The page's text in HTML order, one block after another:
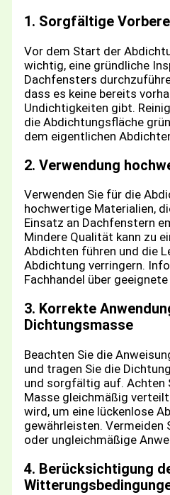
1. Sorgfältige
Vor dem Start der
wichtig, eine gründliche
Dachfensters
dass es keine bereits
Undichtigkeiten gibt.
die Abdichtungsfläche
dem eigentlichen
2. Verwendung
Verwenden Sie für die
hochwertige Materialien,
Einsatz an Dachfenstern
Mindere Qualität kann zu
Abdichten führen und die
Abdichtung verringern.
Fachhandel über
3. Korrekte
Dichtungsmasse
Beachten Sie die
und tragen Sie die
und sorgfältig auf. Achten
Masse gleichmäßig
wird, um eine lückenlose
gewährleisten. Vermeiden
oder ungleichmäßige
4. Berücksichtigung